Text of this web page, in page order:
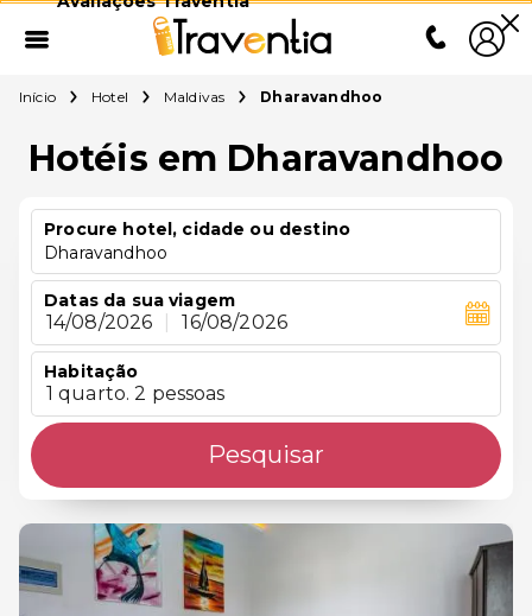
Início Hotel Maldivas Dharavandhoo
Hotéis em Dharavandhoo
Procure hotel, cidade ou destino
Dharavandhoo
Datas da sua viagem
14/08/2026 16/08/2026
Habitação
1 quarto. 2 pessoas
Pesquisar